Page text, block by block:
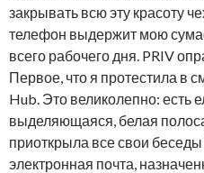
закрывать всю эту красоту
телефон выдержит мою
всего рабочего дня. PRIV
Первое, что я протестила в
Hub. Это великолепно: есть
выделяющаяся, белая
приоткрыла все свои беседы
электронная почта,